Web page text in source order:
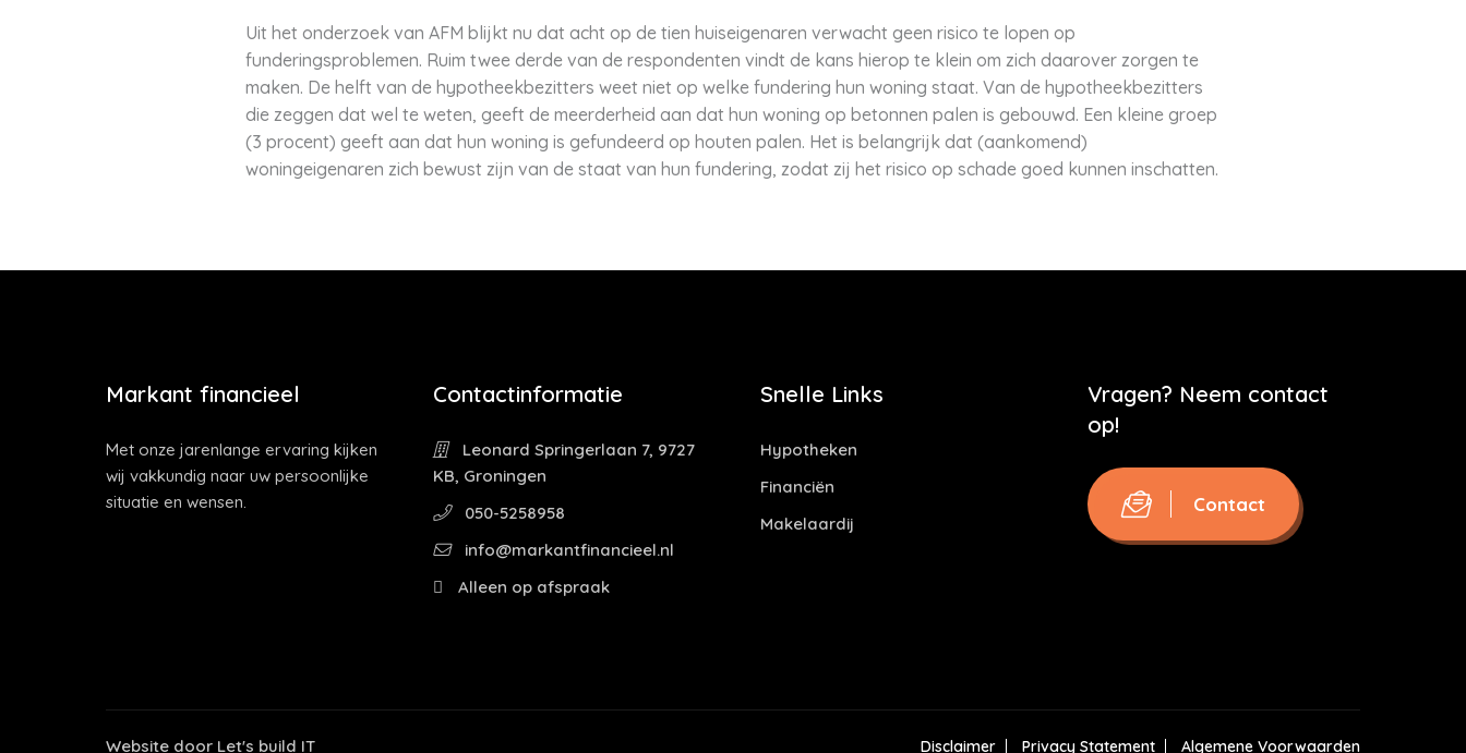
Uit het onderzoek van AFM blijkt nu dat acht op de tien huiseigenaren verwacht geen risico te lopen op
funderingsproblemen. Ruim twee derde van de respondenten vindt de kans hierop te klein om zich daarover zorgen te
maken. De helft van de hypotheekbezitters weet niet op welke fundering hun woning staat. Van de hypotheekbezitters
die zeggen dat wel te weten, geeft de meerderheid aan dat hun woning op betonnen palen is gebouwd. Een kleine groep
(3 procent) geeft aan dat hun woning is gefundeerd op houten palen. Het is belangrijk dat (aankomend)
woningeigenaren zich bewust zijn van de staat van hun fundering, zodat zij het risico op schade goed kunnen inschatten.
Markant financieel
Met onze jarenlange ervaring kijken
wij vakkundig naar uw persoonlijke
situatie en wensen.
Contactinformatie
Leonard Springerlaan 7, 9727
KB, Groningen
050-5258958
info@markantfinancieel.nl
Alleen op afspraak
Snelle Links
Hypotheken
Financiën
Makelaardij
Vragen? Neem contact
op!
Contact
Website door Let's build IT Disclaimer Privacy Statement Algemene Voorwaarden